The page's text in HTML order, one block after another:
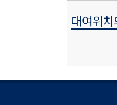
대여위